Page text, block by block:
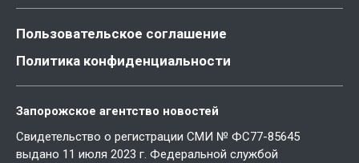
Пользовательское соглашение
Политика конфиденциальности
Запорожское агентство новостей
Свидетельство о регистрации СМИ № ФС77-85645
выдано 11 июля 2023 г. Федеральной службой